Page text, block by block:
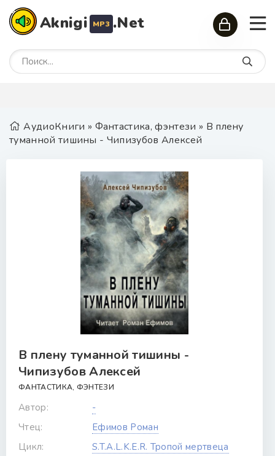
Aknigi MP3 .Net
АудиоКниги » Фантастика, фэнтези » В плену
туманной тишины - Чипизубов Алексей
В плену туманной тишины -
Чипизубов Алексей
ФАНТАСТИКА, ФЭНТЕЗИ
Автор:
-
Чтец:
Ефимов Роман
Цикл:
S.T.A.L.K.E.R. Тропой мертвеца